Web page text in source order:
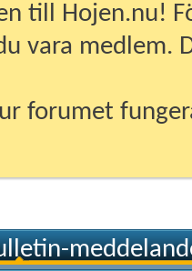
till Hojen.nu!
vara medlem.
forumet